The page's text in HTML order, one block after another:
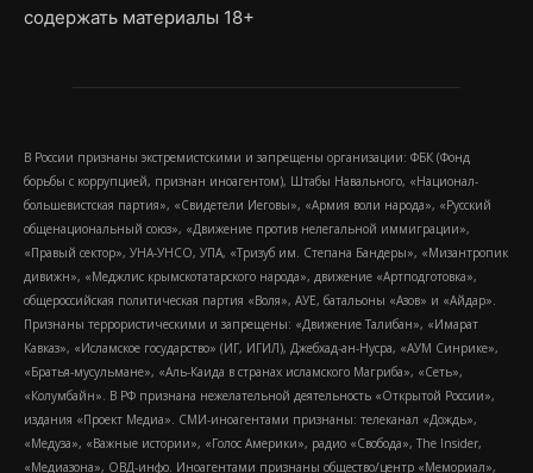
содержать материалы 18+
В России признаны экстремистскими и запрещены организации: ФБК (Фонд
борьбы с коррупцией, признан иноагентом), Штабы Навального, «Национал-
большевистская партия», «Свидетели Иеговы», «Армия воли народа», «Русский
общенациональный союз», «Движение против нелегальной иммиграции»,
«Правый сектор», УНА-УНСО, УПА, «Тризуб им. Степана Бандеры», «Мизантропик
дивижн», «Меджлис крымскотатарского народа», движение «Артподготовка»,
общероссийская политическая партия «Воля», АУЕ, батальоны «Азов» и «Айдар».
Признаны террористическими и запрещены: «Движение Талибан», «Имарат
Кавказ», «Исламское государство» (ИГ, ИГИЛ), Джебхад-ан-Нусра, «АУМ Синрике»,
«Братья-мусульмане», «Аль-Каида в странах исламского Магриба», «Сеть»,
«Колумбайн». В РФ признана нежелательной деятельность «Открытой России»,
издания «Проект Медиа». СМИ-иноагентами признаны: телеканал «Дождь»,
«Медуза», «Важные истории», «Голос Америки», радио «Свобода», The Insider,
«Медиазона», ОВД-инфо. Иноагентами признаны общество/центр «Мемориал»,